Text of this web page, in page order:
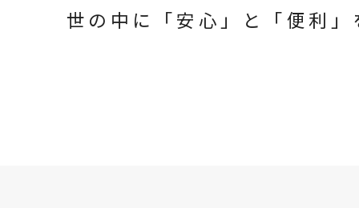
世の中に「安心」と「便利